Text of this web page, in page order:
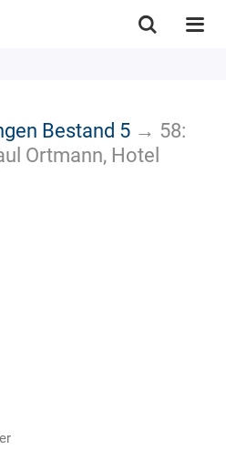
Bestand 5 → 58:
Ortmann, Hotel